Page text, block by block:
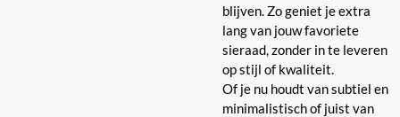
blijven. Zo geniet je extra
lang van jouw favoriete
sieraad, zonder in te leveren
op stijl of kwaliteit.
Of je nu houdt van subtiel en
minimalistisch of juist van